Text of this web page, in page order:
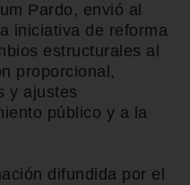
Pardo , envió al
iniciativa de reforma
estructurales al
proporcional,
y ajustes
público y a la
difundida por el